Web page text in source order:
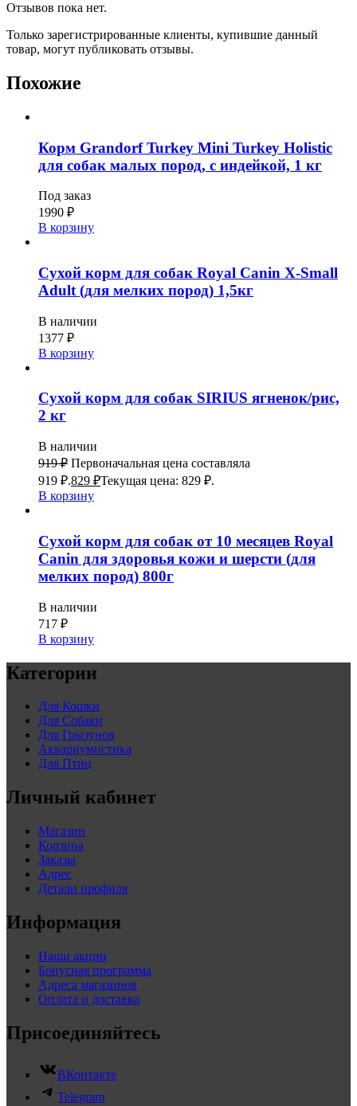
Отзывов пока нет.
Только зарегистрированные клиенты, купившие данный
товар, могут публиковать отзывы.
Похожие
Корм Grandorf Turkey Mini Turkey Holistic
для собак малых пород, с индейкой, 1 кг
Под заказ
1990 ₽
В корзину
Сухой корм для собак Royal Canin X-Small
Adult (для мелких пород) 1,5кг
В наличии
1377 ₽
В корзину
Сухой корм для собак SIRIUS ягненок/рис,
2 кг
В наличии
919₽ Первоначальная цена составляла
919 ₽.829 ₽Текущая цена: 829 ₽.
В корзину
Сухой корм для собак от 10 месяцев Royal
Canin для здоровья кожи и шерсти (для
мелких пород) 800г
В наличии
717 ₽
В корзину
Категории
Для Кошки
Для Собаки
Для Грызунов
Аквариумистика
Для Птиц
Личный кабинет
Магазин
Корзина
Заказы
Адрес
Детали профиля
Информация
Наши акции
Бонусная программа
Адреса магазинов
Оплата и доставка
Присоединяйтесь
ВКонтакте
Telegram